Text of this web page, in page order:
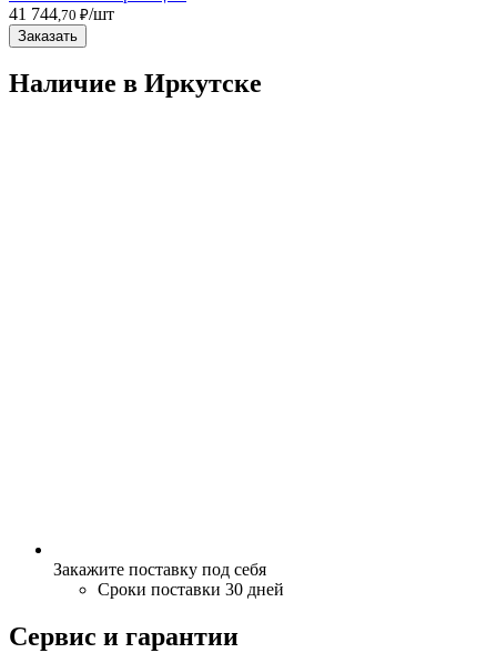
41 744 ,70 ₽/шт
Заказать
Наличие в Иркутскe
Закажите поставку под себя
Сроки поставки 30 дней
Сервис и гарантии